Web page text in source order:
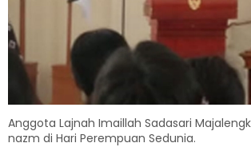
Anggota Lajnah Imaillah Sadasari
nazm di Hari Perempuan Sedunia.